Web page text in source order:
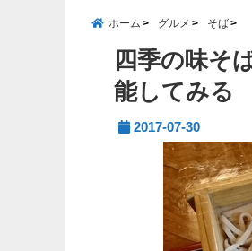
ホーム グルメ そば
四季の味そ
能してみる
2017-07-30